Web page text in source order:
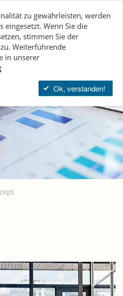
zu gewährleisten, werden
eingesetzt. Wenn Sie die
stimmen Sie der
Weiterführende
in unserer
Ok, verstanden!